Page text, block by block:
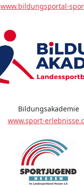
www.bildungsportal-
Bildungsakademie
www.sport-